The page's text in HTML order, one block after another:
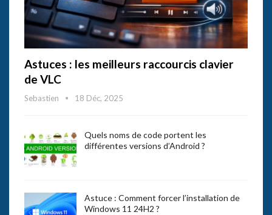
Astuces : les meilleurs raccourcis clavier
de VLC
Sebastien 18 Déc, 2025
Quels noms de code portent les
différentes versions d’Android ?
Astuce : Comment forcer l’installation de
Windows 11 24H2 ?